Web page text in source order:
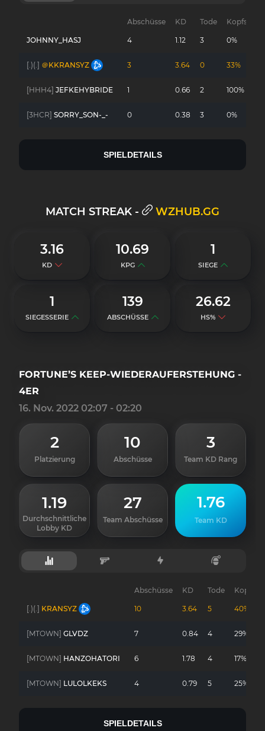
Abschüsse KD Tode
JOHNNY_HASJ 4 1.12 3 0%
[.)(.] ＠KKRANSYZ 3 3.64 0 33%
[HHH4] JEFKEHYBRIDE 1 0.66 2 100%
[3HCR] SORRY_SON-_- 0 0.38 3 0%
SPIELDETAILS
MATCH STREAK - WZHUB.GG
3.16
KD
10.69
KPG
1
SIEGE
1
SIEGESSERIE
139
ABSCHÜSSE
26.62
HS%
2
Platzierung
10
Abschüsse
3
Team KD Rang
1.19
Durchschnittliche
Lobby KD
27
Team Abschüsse
1.76
Team KD
FORTUNE’S KEEP-WIEDERAUFERSTEHUNG -
4ER
16. Nov. 2022 02:07 - 02:20
Abschüsse KD Tode
[.)(.] KRANSYZ 10 3.64 5 40%
[MTOWN] GLVDZ 7 0.84 4 29%
[MTOWN] HANZOHATORI 6 1.78 4 17%
[MTOWN] LULOLKEKS 4 0.79 5 25%
SPIELDETAILS